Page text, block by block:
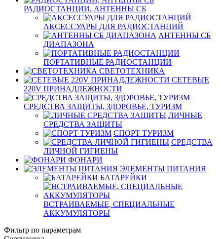
РАДИОСТАНЦИИ, АНТЕННЫ CБ
АКСЕССУАРЫ ДЛЯ РАДИОСТАНЦИЙ
АНТЕННЫ CБ
ДИАПАЗОНА
ПОРТАТИВНЫЕ РАДИОСТАНЦИИ
СВЕТОТЕХНИКА
СЕТЕВЫЕ
220V ПРИНАДЛЕЖНОСТИ
СРЕДСТВА ЗАЩИТЫ, ЗДОРОВЬЕ, ТУРИЗМ
ЛИЧНЫЕ
СРЕДСТВА ЗАЩИТЫ
СПОРТ ТУРИЗМ
СРЕДСТВА
ЛИЧНОЙ ГИГИЕНЫ
ФОНАРИ
ЭЛЕМЕНТЫ ПИТАНИЯ
БАТАРЕЙКИ
ВСТРАИВАЕМЫЕ, СПЕЦИАЛЬНЫЕ
АККУМУЛЯТОРЫ
Фильтр по параметрам